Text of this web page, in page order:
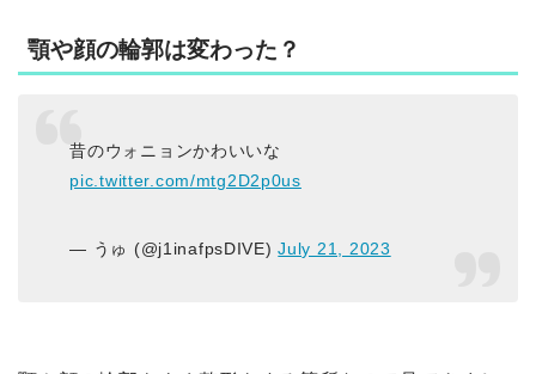
顎や顔の輪郭は変わった？
昔のウォニョンかわいいな
pic.twitter.com/mtg2D2p0us
— うゅ (@j1inafpsDIVE)July 21, 2023